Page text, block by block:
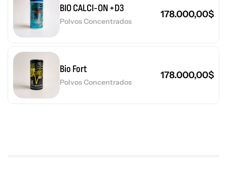
BIO CALCI-ON +D3
Polvos Concentrados
178.000,00$
Bio Fort
Polvos Concentrados
178.000,00$